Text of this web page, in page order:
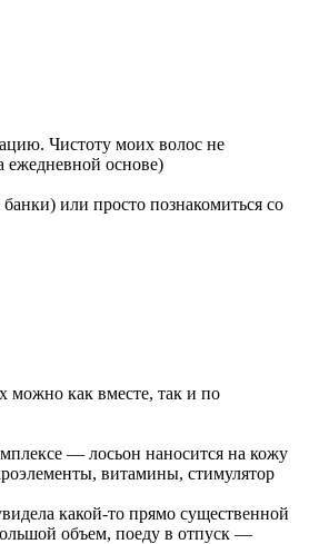
Чистоту моих волос не
ежедневной основе)
или просто познакомиться со
можно как вместе, так и по
— лосьон наносится на кожу
витамины, стимулятор
какой-то прямо существенной
объем, поеду в отпуск —